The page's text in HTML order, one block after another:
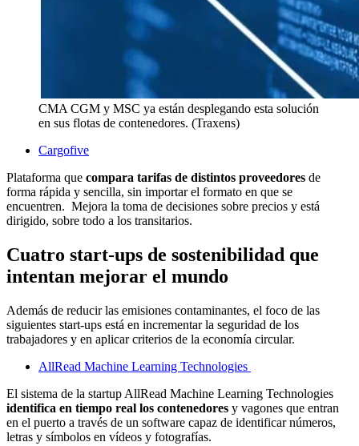
CMA CGM y MSC ya están desplegando esta solución
en sus flotas de contenedores. (Traxens)
Cargofive
Plataforma que compara tarifas de distintos proveedores de
forma rápida y sencilla, sin importar el formato en que se
encuentren. Mejora la toma de decisiones sobre precios y está
dirigido, sobre todo a los transitarios.
Cuatro start-ups de sostenibilidad que
intentan mejorar el mundo
Además de reducir las emisiones contaminantes, el foco de las
siguientes start-ups está en incrementar la seguridad de los
trabajadores y en aplicar criterios de la economía circular.
AllRead Machine Learning Technologies
El sistema de la startup AllRead Machine Learning Technologies
identifica en tiempo real los contenedores y vagones que entran
en el puerto a través de un software capaz de identificar números,
letras y símbolos en vídeos y fotografías.